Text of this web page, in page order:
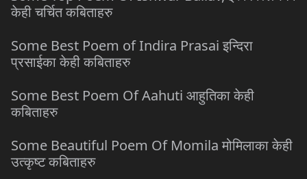
केही चर्चित कबिताहरु
Some Best Poem of Indira Prasai इन्दिरा
प्रसाईका केही कबिताहरु
Some Best Poem Of Aahuti आहुतिका केही
कबिताहरु
Some Beautiful Poem Of Momila मोमिलाका केही
उत्कृष्ट कबिताहरु